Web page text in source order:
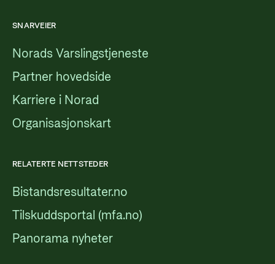
SNARVEIER
Norads Varslingstjeneste
Partner hovedside
Karriere i Norad
Organisasjonskart
RELATERTE NETTSTEDER
Bistandsresultater.no
Tilskuddsportal (mfa.no)
Panorama nyheter